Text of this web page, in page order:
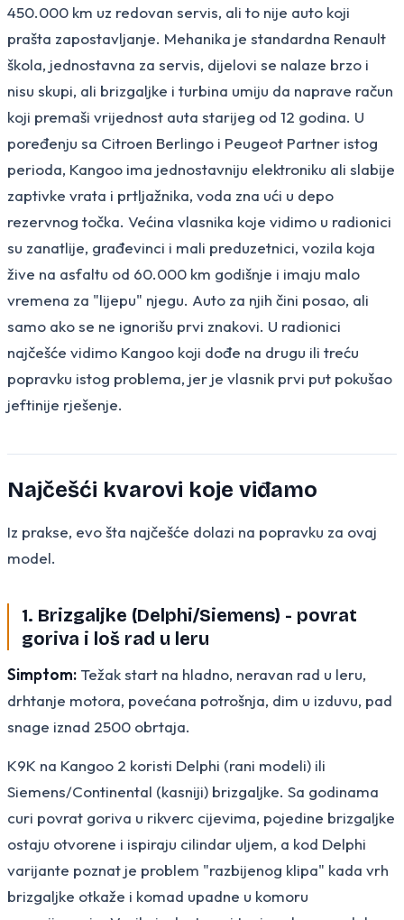
450.000 km uz redovan servis, ali to nije auto koji
prašta zapostavljanje. Mehanika je standardna Renault
škola, jednostavna za servis, dijelovi se nalaze brzo i
nisu skupi, ali brizgaljke i turbina umiju da naprave račun
koji premaši vrijednost auta starijeg od 12 godina. U
poređenju sa Citroen Berlingo i Peugeot Partner istog
perioda, Kangoo ima jednostavniju elektroniku ali slabije
zaptivke vrata i prtljažnika, voda zna ući u depo
rezervnog točka. Većina vlasnika koje vidimo u radionici
su zanatlije, građevinci i mali preduzetnici, vozila koja
žive na asfaltu od 60.000 km godišnje i imaju malo
vremena za "lijepu" njegu. Auto za njih čini posao, ali
samo ako se ne ignorišu prvi znakovi. U radionici
najčešće vidimo Kangoo koji dođe na drugu ili treću
popravku istog problema, jer je vlasnik prvi put pokušao
jeftinije rješenje.
Najčešći kvarovi koje viđamo
Iz prakse, evo šta najčešće dolazi na popravku za ovaj
model.
1. Brizgaljke (Delphi/Siemens) - povrat
goriva i loš rad u leru
Simptom: Težak start na hladno, neravan rad u leru,
drhtanje motora, povećana potrošnja, dim u izduvu, pad
snage iznad 2500 obrtaja.
K9K na Kangoo 2 koristi Delphi (rani modeli) ili
Siemens/Continental (kasniji) brizgaljke. Sa godinama
curi povrat goriva u rikverc cijevima, pojedine brizgaljke
ostaju otvorene i ispiraju cilindar uljem, a kod Delphi
varijante poznat je problem "razbijenog klipa" kada vrh
brizgaljke otkaže i komad upadne u komoru